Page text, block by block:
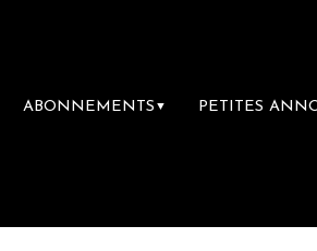
ABONNEMENTS ▼ PETITES